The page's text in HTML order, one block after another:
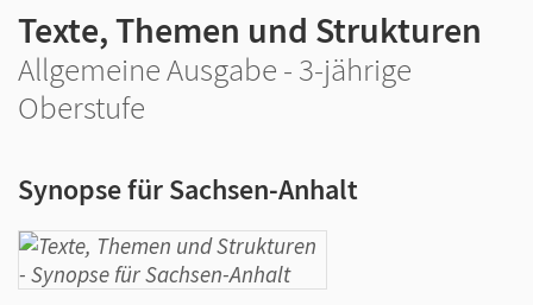
Texte, Themen und Strukturen
Allgemeine Ausgabe - 3-jährige
Oberstufe
Synopse für Sachsen-Anhalt